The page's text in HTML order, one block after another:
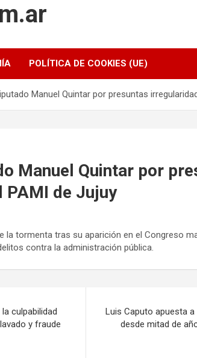
POLÍTICA DE COOKIES (UE)
Manuel Quintar por presuntas
Manuel Quintar por
PAMI de Jujuy
la tormenta tras su aparición en el Congreso
contra la administración pública.
culpabilidad
y fraude
Luis Caputo apuesta
desde mitad de